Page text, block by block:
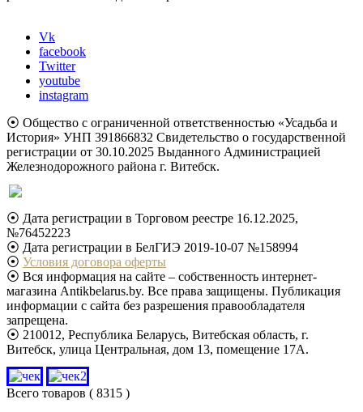
Vk
facebook
Twitter
youtube
instagram
⦿ Общество с ограниченной ответственностью «Усадьба и
История» УНП 391866832 Свидетельство о государственной
регистрации от 30.10.2025 Выданного Администрацией
Железнодорожного района г. Витебск.
⦿ Дата регистрации в Торговом реестре 16.12.2025,
№76452223
⦿ Дата регистрации в БелГИЭ 2019-10-07 №158994
⦿ Условия договора оферты
⦿ Вся информация на сайте – собственность интернет-
магазина Antikbelarus.by. Все права защищены. Публикация
информации с сайта без разрешения правообладателя
запрещена.
⦿ 210012, Республика Беларусь, Витебская область, г.
Витебск, улица Центральная, дом 13, помещение 17А.
Всего товаров ( 8315 )